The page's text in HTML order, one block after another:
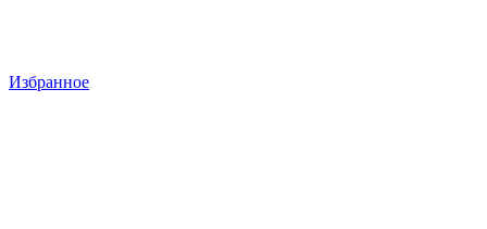
Избранное